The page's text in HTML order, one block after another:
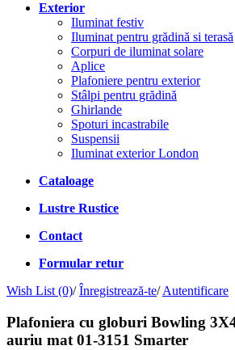
Exterior
Iluminat festiv
Iluminat pentru grădină si terasă
Corpuri de iluminat solare
Aplice
Plafoniere pentru exterior
Stâlpi pentru grădină
Ghirlande
Spoturi incastrabile
Suspensii
Iluminat exterior London
Cataloage
Lustre Rustice
Contact
Formular retur
Wish List (0)/ Înregistrează-te/ Autentificare
Plafoniera cu globuri Bowling
auriu mat 01-3151 Smarter